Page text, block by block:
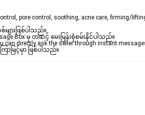
pore control, soothing, acne care, firming/
ျားဖြစ်ပါသည်။
Box မှ တဆင့် မေးမြန်းစုံစမ်းနိုင်ပါသည်။
can directly ask the seller through instant
ာမြင့်မှာ ဖြစ်ပါသည်။